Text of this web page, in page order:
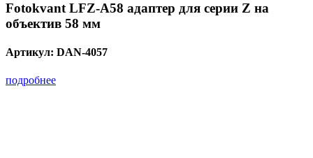
Fotokvant LFZ-A58 адаптер для серии Z на
объектив 58 мм
Артикул: DAN-4057
подробнее